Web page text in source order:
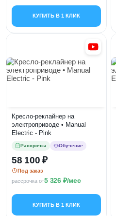
КУПИТЬ В 1 КЛИК
Кресло-реклайнер на
электроприводе • Manual
Electric - Pink
Рассрочка Обучение
58 100
Под заказ
рассрочка от5 326 /мес
КУПИТЬ В 1 КЛИК